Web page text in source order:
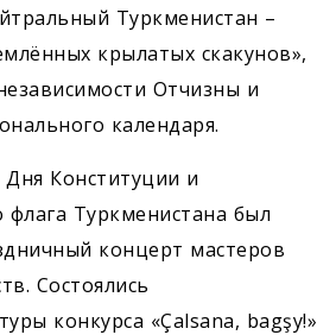
Туркменистан –
крылатых скакунов»,
Отчизны и
календаря.
Конституции и
флага Туркменистана был
концерт мастеров
Состоялись
конкурса «Çalsana, bagşy!»